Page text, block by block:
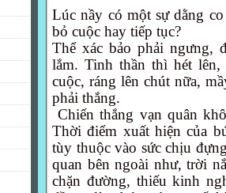
Lúc nầy có một sự dằng
bỏ cuộc hay tiếp tục?
Thể xác bảo phải ngưng,
lắm. Tinh thần thì hét
cuộc, ráng lên chút nữa,
phải thắng.
Chiến thắng vạn quân
Thời điểm xuất hiện của
tùy thuộc vào sức chịu
quan bên ngoài như, trời
chặn đường, thiếu kinh